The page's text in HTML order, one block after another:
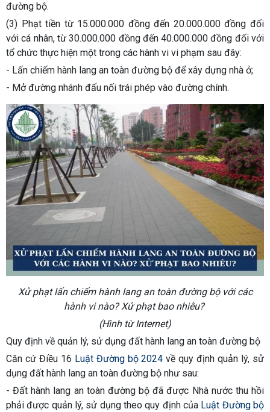
đường bộ.
(3) Phạt tiền từ 15.000.000 đồng đến 20.000.000 đồng đối
với cá nhân, từ 30.000.000 đồng đến 40.000.000 đồng đối với
tổ chức thực hiện một trong các hành vi vi phạm sau đây:
- Lấn chiếm hành lang an toàn đường bộ để xây dựng nhà ở;
- Mở đường nhánh đấu nối trái phép vào đường chính.
Xử phạt lấn chiếm hành lang an toàn đường bộ với các
hành vi nào? Xử phạt bao nhiêu?
(Hình từ Internet)
Quy định về quản lý, sử dụng đất hành lang an toàn đường bộ
Căn cứ Điều 16 Luật Đường bộ 2024 về quy định quản lý, sử
dụng đất hành lang an toàn đường bộ như sau:
- Đất hành lang an toàn đường bộ đã được Nhà nước thu hồi
phải được quản lý, sử dụng theo quy định của Luật Đường bộ